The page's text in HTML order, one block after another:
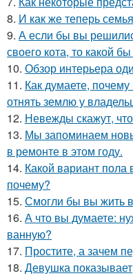
8. И как же теперь
9. А если бы вы
своего кота, то какой
10. Обзор интерьера
11. Как думаете, почему
отнять землю у
12. Невежды скажут,
13. Мы запоминаем
в ремонте в этом году.
14. Какой вариант пола
почему?
15. Смогли бы вы жить
16. А что вы думаете:
ванную?
17. Простите, а зачем
18. Девушка